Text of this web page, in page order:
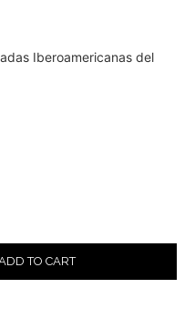
Iberoamericanas del
TO CART